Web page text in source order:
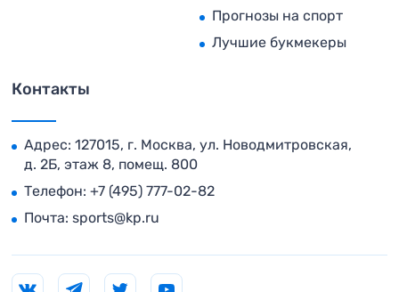
Прогнозы на спорт
Лучшие букмекеры
Контакты
Адрес: 127015, г. Москва, ул. Новодмитровская,
д. 2Б, этаж 8, помещ. 800
Телефон: +7 (495) 777-02-82
Почта: sports@kp.ru